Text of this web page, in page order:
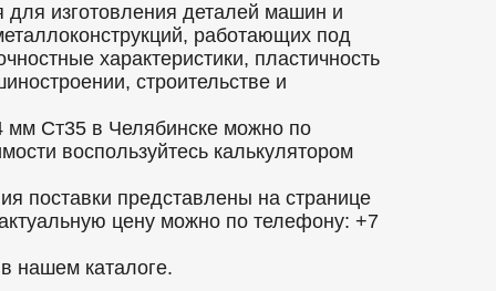
изготовления деталей машин и
работающих под
характеристики, пластичность
строительстве и
мм Ст35 в Челябинске можно по
воспользуйтесь калькулятором
поставки представлены на странице
цену можно по телефону: +7
в нашем каталоге.